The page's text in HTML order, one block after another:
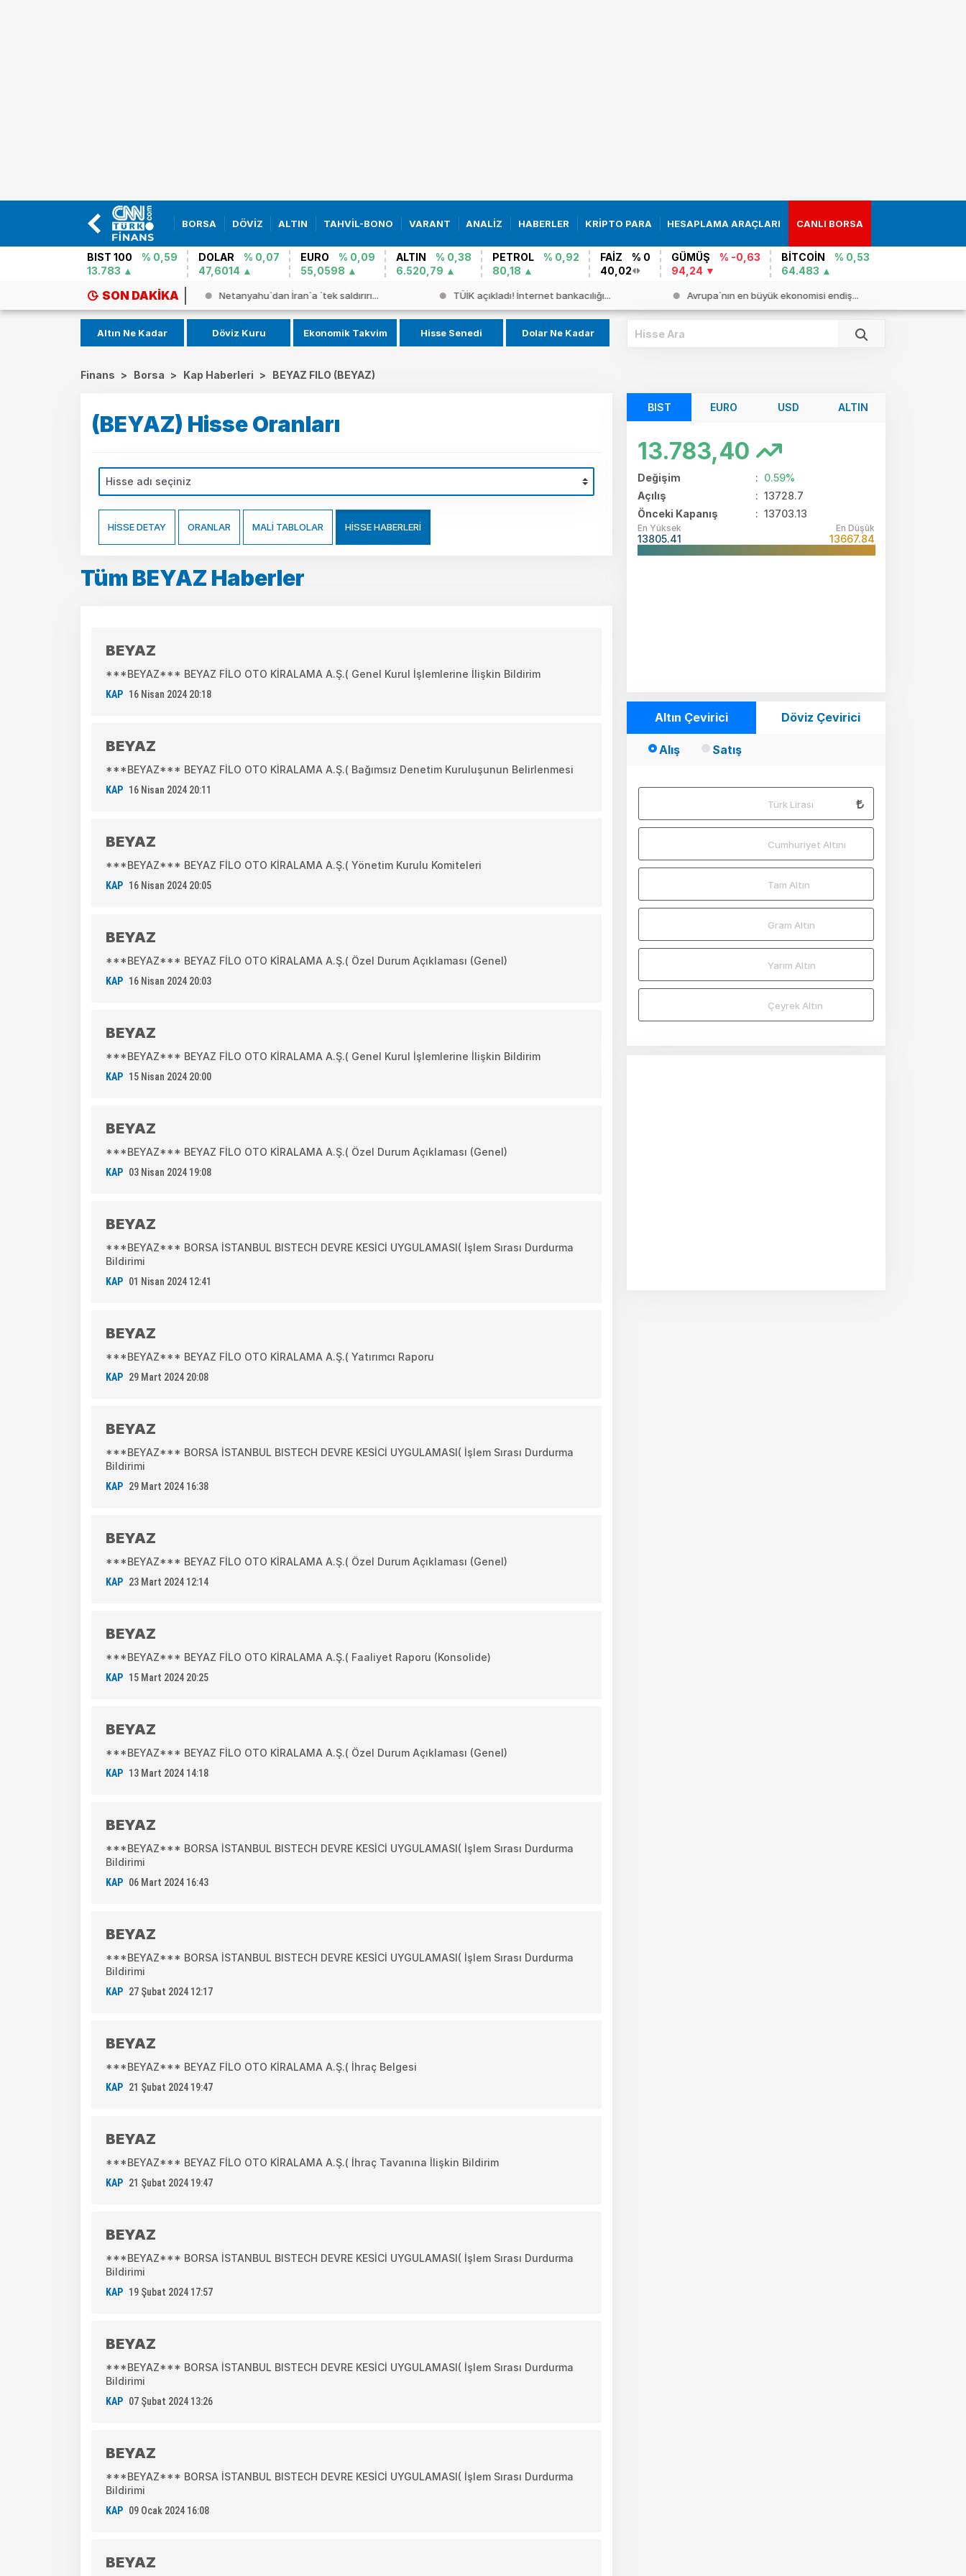
BORSA DÖVİZ ALTIN TAHVİL-BONO VARANT ANALİZ HABERLER KRİPTO PARA HESAPLAMA ARAÇLARI CANLI BORSA
BIST 100
% 0,59
13.783
DOLAR
% 0,07
47,6014
EURO
% 0,09
55,0598
ALTIN
% 0,38
6.520,79
PETROL
% 0,92
80,18
FAİZ
% 0
40,02
GÜMÜŞ
% -0,63
94,24
BİTCOİN
% 0,53
64.483
SON DAKIKA
iddiaları Trump`ı kızdır... Netanyahu`dan İran`a `tek saldırırı... TÜİK açıkladı! İnternet bankacılığı... Avrupa`nın en büyük ekonomisi endiş...
Altın Ne Kadar Döviz Kuru Ekonomik Takvim Hisse Senedi Dolar Ne Kadar
Finans > Borsa > Kap Haberleri > BEYAZ FILO (BEYAZ)
(BEYAZ) Hisse Oranları
HİSSE DETAY ORANLAR MALİ TABLOLAR HİSSE HABERLERİ
Tüm BEYAZ Haberler
BEYAZ
***BEYAZ*** BEYAZ FİLO OTO KİRALAMA A.Ş.( Genel Kurul İşlemlerine İlişkin Bildirim
KAP 16 Nisan 2024 20:18
BEYAZ
***BEYAZ*** BEYAZ FİLO OTO KİRALAMA A.Ş.( Bağımsız Denetim Kuruluşunun Belirlenmesi
KAP 16 Nisan 2024 20:11
BEYAZ
***BEYAZ*** BEYAZ FİLO OTO KİRALAMA A.Ş.( Yönetim Kurulu Komiteleri
KAP 16 Nisan 2024 20:05
BEYAZ
***BEYAZ*** BEYAZ FİLO OTO KİRALAMA A.Ş.( Özel Durum Açıklaması (Genel)
KAP 16 Nisan 2024 20:03
BEYAZ
***BEYAZ*** BEYAZ FİLO OTO KİRALAMA A.Ş.( Genel Kurul İşlemlerine İlişkin Bildirim
KAP 15 Nisan 2024 20:00
BEYAZ
***BEYAZ*** BEYAZ FİLO OTO KİRALAMA A.Ş.( Özel Durum Açıklaması (Genel)
KAP 03 Nisan 2024 19:08
BEYAZ
***BEYAZ*** BORSA İSTANBUL BISTECH DEVRE KESİCİ UYGULAMASI( İşlem Sırası Durdurma
Bildirimi
KAP 01 Nisan 2024 12:41
BEYAZ
***BEYAZ*** BEYAZ FİLO OTO KİRALAMA A.Ş.( Yatırımcı Raporu
KAP 29 Mart 2024 20:08
BEYAZ
***BEYAZ*** BORSA İSTANBUL BISTECH DEVRE KESİCİ UYGULAMASI( İşlem Sırası Durdurma
Bildirimi
KAP 29 Mart 2024 16:38
BEYAZ
***BEYAZ*** BEYAZ FİLO OTO KİRALAMA A.Ş.( Özel Durum Açıklaması (Genel)
KAP 23 Mart 2024 12:14
BEYAZ
***BEYAZ*** BEYAZ FİLO OTO KİRALAMA A.Ş.( Faaliyet Raporu (Konsolide)
KAP 15 Mart 2024 20:25
BEYAZ
***BEYAZ*** BEYAZ FİLO OTO KİRALAMA A.Ş.( Özel Durum Açıklaması (Genel)
KAP 13 Mart 2024 14:18
BEYAZ
***BEYAZ*** BORSA İSTANBUL BISTECH DEVRE KESİCİ UYGULAMASI( İşlem Sırası Durdurma
Bildirimi
KAP 06 Mart 2024 16:43
BEYAZ
***BEYAZ*** BORSA İSTANBUL BISTECH DEVRE KESİCİ UYGULAMASI( İşlem Sırası Durdurma
Bildirimi
KAP 27 Şubat 2024 12:17
BEYAZ
***BEYAZ*** BEYAZ FİLO OTO KİRALAMA A.Ş.( İhraç Belgesi
KAP 21 Şubat 2024 19:47
BEYAZ
***BEYAZ*** BEYAZ FİLO OTO KİRALAMA A.Ş.( İhraç Tavanına İlişkin Bildirim
KAP 21 Şubat 2024 19:47
BEYAZ
***BEYAZ*** BORSA İSTANBUL BISTECH DEVRE KESİCİ UYGULAMASI( İşlem Sırası Durdurma
Bildirimi
KAP 19 Şubat 2024 17:57
BEYAZ
***BEYAZ*** BORSA İSTANBUL BISTECH DEVRE KESİCİ UYGULAMASI( İşlem Sırası Durdurma
Bildirimi
KAP 07 Şubat 2024 13:26
BEYAZ
***BEYAZ*** BORSA İSTANBUL BISTECH DEVRE KESİCİ UYGULAMASI( İşlem Sırası Durdurma
Bildirimi
KAP 09 Ocak 2024 16:08
BEYAZ
BIST EURO USD ALTIN
13.783,40
Değişim : 0.59%
Açılış
: 13728.7
Önceki Kapanış
: 13703.13
En Yüksek
13805.41
En Düşük
13667.84
Altın Çevirici Döviz Çevirici
Alış Satış
Türk Lirası
Cumhuriyet Altını
Tam Altın
Gram Altın
Yarım Altın
Çeyrek Altın